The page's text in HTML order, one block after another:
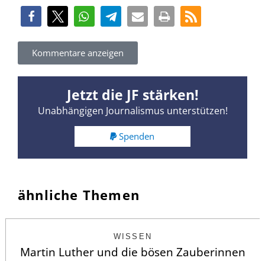
Kommentare anzeigen
Jetzt die JF stärken!
Unabhängigen Journalismus unterstützen!
Spenden
ähnliche Themen
WISSEN
Martin Luther und die bösen Zauberinnen